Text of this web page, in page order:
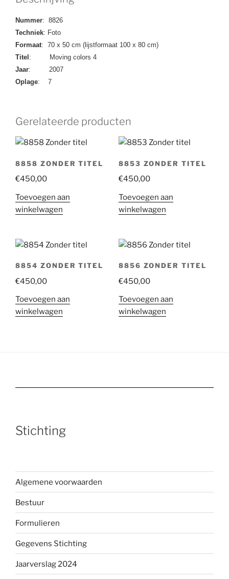
Nummer: 8826
Techniek: Foto
Formaat: 70 x 50 cm (lijstformaat 100 x 80 cm)
Titel: Moving colors 4
Jaar: 2007
Oplage: 7
Gerelateerde producten
8858 ZONDER TITEL
€450,00
Toevoegen aan
winkelwagen
8853 ZONDER TITEL
€450,00
Toevoegen aan
winkelwagen
8854 ZONDER TITEL
€450,00
Toevoegen aan
winkelwagen
8856 ZONDER TITEL
€450,00
Toevoegen aan
winkelwagen
Stichting
Algemene voorwaarden
Bestuur
Formulieren
Gegevens Stichting
Jaarverslag 2024